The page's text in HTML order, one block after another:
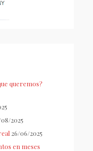
queremos?
2025
26/06/2025
en meses